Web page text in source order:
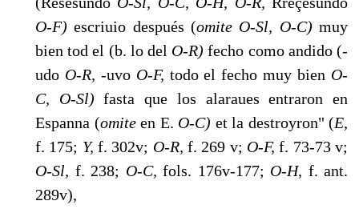
O-F)escriuio después (omite O-Sl, O-C)muy
bien tod el (b. lo del O-R)fecho co­mo andido (-
udo O-R, -uvo O-F, todo el fecho muy bien O-
C, O-Sl)fasta que los alaraues entraron en
Espanna (omite en E. O-C) et la destroyron" (E,
f. 175; Y,f. 302v; O-R,f. 269 v; O-F,f. 73-73 v;
O-Sl, f. 238; O-C, fols. 176v-177; O-H, f. ant.
289v),